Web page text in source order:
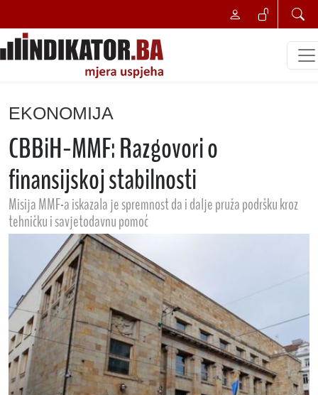
EKONOMIJA
CBBiH-MMF: Razgovori o
finansijskoj stabilnosti
Misija MMF-a iskazala je spremnost da i dalje pruža podršku kroz
tehničku i savjetodavnu pomoć